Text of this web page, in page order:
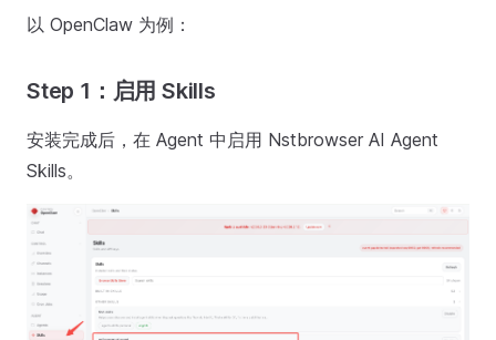
以 OpenClaw 为例：
Step 1：启用 Skills
安装完成后，在 Agent 中启用 Nstbrowser AI Agent
Skills。